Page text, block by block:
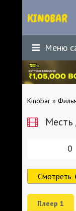
Меню
Kinobar »
Месть
0
Смотреть
Плеер 1